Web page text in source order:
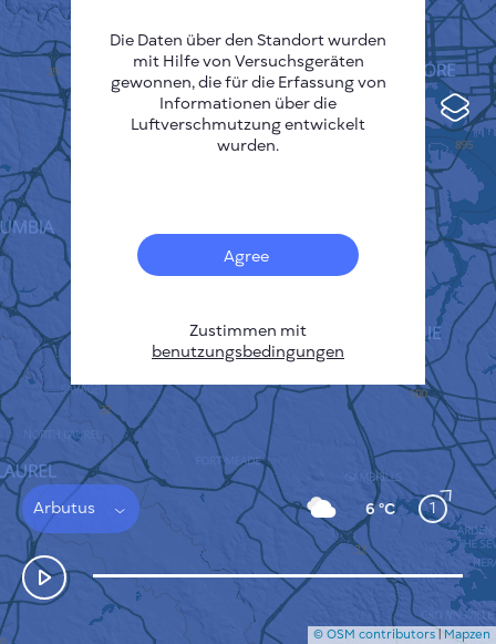
Sensoren
Heatmap zur Verschmutzung
Temperatur Hot-Spots
Wind
Arbutus 6 °C 1
Česky
Deutsch
Español
FUNKTIONSWEISE
DATENSCHUTZBESTIMMUNGEN
BEDINGUNGEN UND KONDITIONEN
INSTALLATIONSANLEITUNG
KONTAKT
© OSM contributors | Mapzen
Die Daten über den Standort wurden
mit Hilfe von Versuchsgeräten
gewonnen, die für die Erfassung von
Informationen über die
Luftverschmutzung entwickelt
wurden.
Agree
Zustimmen mit
benutzungsbedingungen